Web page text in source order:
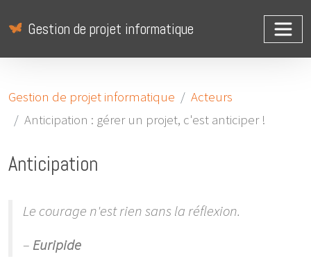
Gestion de projet informatique
Gestion de projet informatique
Acteurs
Anticipation : gérer un projet, c'est anticiper !
Anticipation
Le courage n'est rien sans la réflexion.
–Euripide